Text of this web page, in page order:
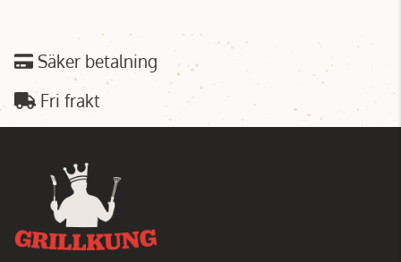
Säker betalning
Fri frakt